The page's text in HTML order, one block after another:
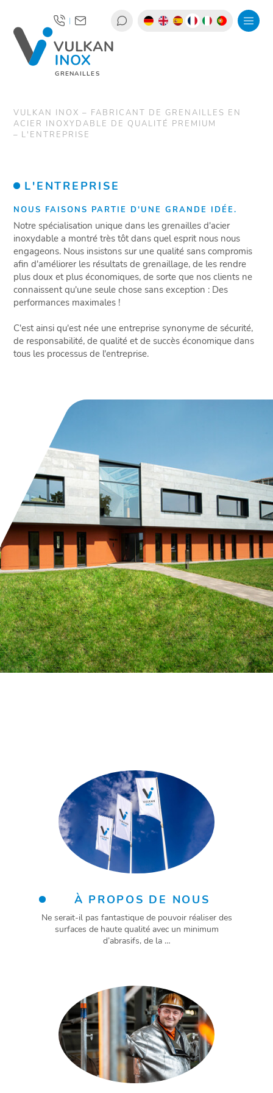
GRENAILLES
|
VULKAN INOX – FABRICANT DE GRENAILLES EN
ACIER INOXYDABLE DE QUALITÉ PREMIUM
L'ENTREPRISE
L'ENTREPRISE
NOUS FAISONS PARTIE D'UNE GRANDE IDÉE.
Notre spécialisation unique dans les grenailles d'acier
inoxydable a montré très tôt dans quel esprit nous nous
engageons. Nous insistons sur une qualité sans compromis
afin d'améliorer les résultats de grenaillage, de les rendre
plus doux et plus économiques, de sorte que nos clients ne
connaissent qu'une seule chose sans exception : Des
performances maximales !
C'est ainsi qu'est née une entreprise synonyme de sécurité,
de responsabilité, de qualité et de succès économique dans
tous les processus de l'entreprise.
À PROPOS DE NOUS
Ne serait-il pas fantastique de pouvoir réaliser des
surfaces de haute qualité avec un minimum
d’abrasifs, de la …